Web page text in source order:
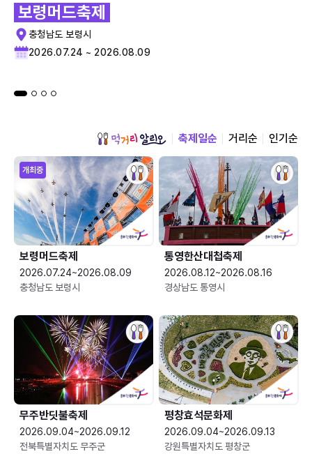
보령머드축제
충청남도 보령시
2026.07.24 ~ 2026.08.09
축제일순 거리순 인기순
개최중
보령머드축제
2026.07.24~2026.08.09
충청남도 보령시
통영한산대첩축제
2026.08.12~2026.08.16
경상남도 통영시
무주반딧불축제
2026.09.04~2026.09.12
전북특별자치도 무주군
평창효석문화제
2026.09.04~2026.09.13
강원특별자치도 평창군